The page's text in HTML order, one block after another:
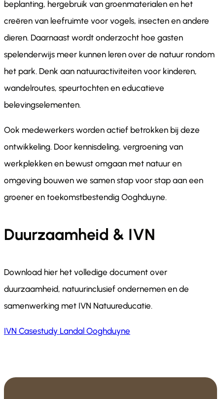
beplanting, hergebruik van groenmaterialen en het
creëren van leefruimte voor vogels, insecten en andere
dieren. Daarnaast wordt onderzocht hoe gasten
spelenderwijs meer kunnen leren over de natuur rondom
het park. Denk aan natuuractiviteiten voor kinderen,
wandelroutes, speurtochten en educatieve
belevingselementen.
Ook medewerkers worden actief betrokken bij deze
ontwikkeling. Door kennisdeling, vergroening van
werkplekken en bewust omgaan met natuur en
omgeving bouwen we samen stap voor stap aan een
groener en toekomstbestendig Ooghduyne.
Duurzaamheid & IVN
Download hier het volledige document over
duurzaamheid, natuurinclusief ondernemen en de
samenwerking met IVN Natuureducatie.
IVN Casestudy Landal Ooghduyne